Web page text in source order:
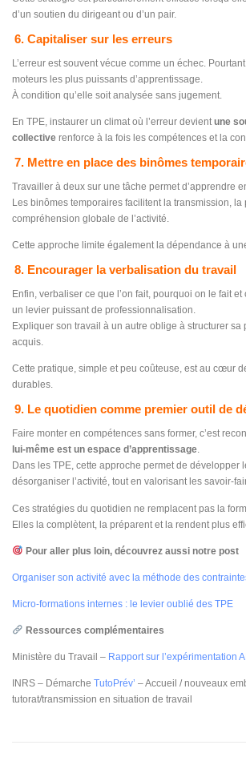
d’un soutien du dirigeant ou d’un pair.
6. Capitaliser sur les erreurs
L’erreur est souvent vécue comme un échec.
moteurs les plus puissants d’apprentissage.
À condition qu’elle soit analysée sans jugement.
En TPE, instaurer un climat où l’erreur devient une
collective renforce à la fois les compétences et la
7. Mettre en place des binômes
Travailler à deux sur une tâche permet d’apprendre
Les binômes temporaires facilitent la transmission, la
compréhension globale de l’activité.
Cette approche limite également la dépendance à
8. Encourager la verbalisation du travail
Enfin, verbaliser ce que l’on fait, pourquoi on le fait
un levier puissant de professionnalisation.
Expliquer son travail à un autre oblige à structurer
acquis.
Cette pratique, simple et peu coûteuse, est au cœur
durables.
9. Le quotidien comme premier outil de
Faire monter en compétences sans former, c’est
lui-même est un espace d’apprentissage.
Dans les TPE, cette approche permet de développer
désorganiser l’activité, tout en valorisant les savoir-
Ces stratégies du quotidien ne remplacent pas la
Elles la complètent, la préparent et la rendent plus
Pour aller plus loin, découvrez aussi notre post
Organiser son activité avec la méthode des
Micro-formations internes : le levier oublié des TPE
Ressources complémentaires
Ministère du Travail – Rapport sur l’expérimentation
INRS – Démarche TutoPrév’ – Accueil / nouveaux
tutorat/transmission en situation de travail